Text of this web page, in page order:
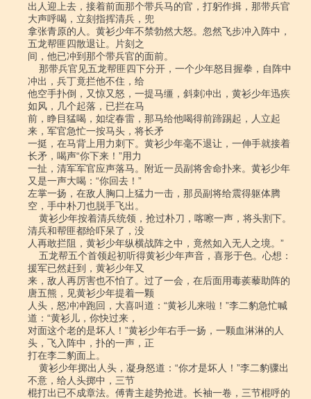
出人迎上去，接着前面那个带兵马的官，打躬作揖，那带兵官
大声呼喝，立刻指挥清兵，兜
拿张青原的人。黄衫少年不禁勃然大怒。忽然飞步冲入阵中，
五龙帮匪四散退让。片刻之
间，他已冲到那个带兵官的面前。
冲出，兵丁竟拦他不住，给
他空手扑倒，又惊又怒，一提马缰，斜刺冲出，黄衫少年迅疾
如风，几个起落，已拦在马
前，睁目猛喝，如绽春雷，那马给他喝得前蹄踢起，人立起
来，军官急忙一按马头，将长矛
一挺，在马背上用力刺下。黄衫少年毫不退让，一伸手就接着
长矛，喝声“你下来！”用力
一扯，清军军官应声落马。附近一员副将舍命扑来。黄衫少年
又是一声大喝：“你回去！”
左掌一扬，在敌人胸口上猛力一击，那员副将给震得躯体腾
空，手中朴刀也脱手飞出。
清兵和帮匪都给吓呆了，没
人再敢拦阻，黄衫少年纵横战阵之中，竟然如入无人之境。”
援军已然赶到，黄衫少年又
来，敌人再厉害也不怕了。过了一会，在后面用毒蒺藜助阵的
唐五熊，见黄衫少年提着一颗
人头，怒冲冲跑回，大喜叫道：“黄衫儿来啦！”李二豹急忙喊
道：“黄衫儿，你快过来，
对面这个老的是坏人！”黄衫少年右手一扬，一颗血淋淋的人
头，飞入阵中，扑的一声，正
打在李二豹面上。
不意，给人头掷中，三节
棍打出已不成章法。傅青主趁势抢进。长袖一卷，三节棍呼的